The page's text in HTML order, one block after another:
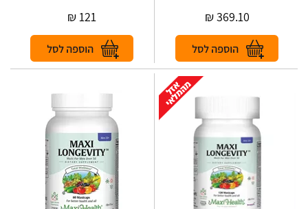
369.10
₪
121
₪